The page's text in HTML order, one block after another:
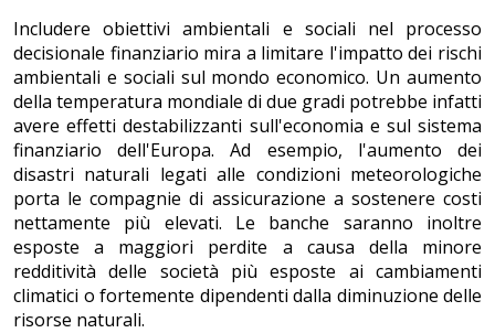
Includere obiettivi ambientali e sociali nel processo
decisionale finanziario mira a limitare l'impatto dei rischi
ambientali e sociali sul mondo economico. Un aumento
della temperatura mondiale di due gradi potrebbe infatti
avere effetti destabilizzanti sull'economia e sul sistema
finanziario dell'Europa. Ad esempio, l'aumento dei
disastri naturali legati alle condizioni meteorologiche
porta le compagnie di assicurazione a sostenere costi
nettamente più elevati. Le banche saranno inoltre
esposte a maggiori perdite a causa della minore
redditività delle società più esposte ai cambiamenti
climatici o fortemente dipendenti dalla diminuzione delle
risorse naturali.